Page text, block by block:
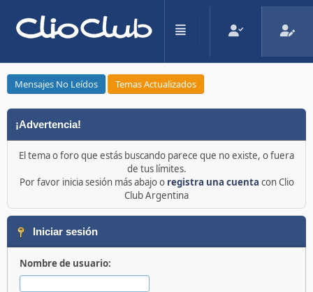
Mensajes No Leídos Temas Actualizados
¡Advertencia!
El tema o foro que estás buscando parece que no existe, o fuera
de tus límites.
Por favor inicia sesión más abajo o registra una cuenta con Clio
Club Argentina
Iniciar sesión
Nombre de usuario: